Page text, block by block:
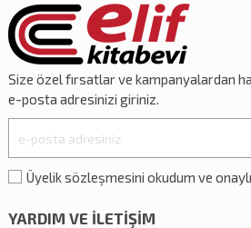
Size özelfırsatlarve kampanyalardan
e-posta adresinizi giriniz.
Üyelik sözleşmesini okudum ve
YARDIM VE İLETİŞİM